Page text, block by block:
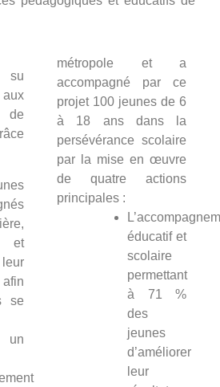
de
et
se
un
métropole et a
accompagné par ce
projet 100 jeunes de 6
à 18 ans dans la
persévérance scolaire
par la mise en œuvre
de quatre actions
principales :
éducatif et
scolaire
permettant
à 71 %
des
jeunes
d’améliorer
leur